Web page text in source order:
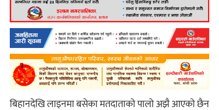
बिहानदेखि लाइनमा बसेका मतदाताको पालो अझै आएको छैन